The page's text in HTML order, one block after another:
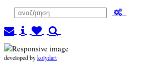
developed bykolydart